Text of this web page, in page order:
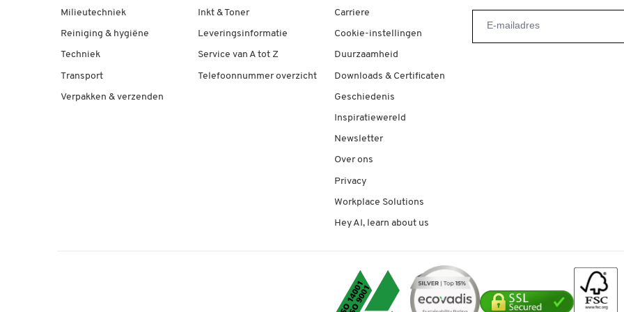
Milieutechniek
Reiniging & hygiëne
Techniek
Transport
Verpakken & verzenden
Inkt & Toner
Leveringsinformatie
Service van A tot Z
Telefoonnummer overzicht
Carriere
Cookie-instellingen
Duurzaamheid
Downloads & Certificaten
Geschiedenis
Inspiratiewereld
Newsletter
Over ons
Privacy
Workplace Solutions
Hey AI, learn about us